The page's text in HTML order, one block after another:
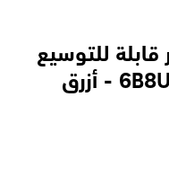
للتوسيع